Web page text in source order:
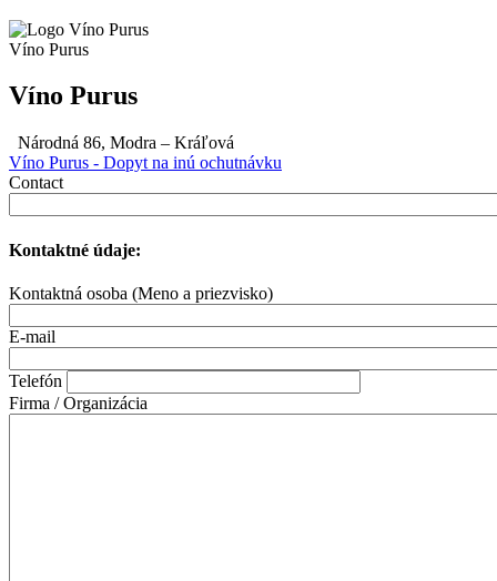
Víno Purus
Víno Purus
Národná 86, Modra – Kráľová
Víno Purus - Dopyt na inú ochutnávku
Contact
Kontaktné údaje:
Kontaktná osoba (Meno a priezvisko)
E-mail
Telefón
Firma / Organizácia